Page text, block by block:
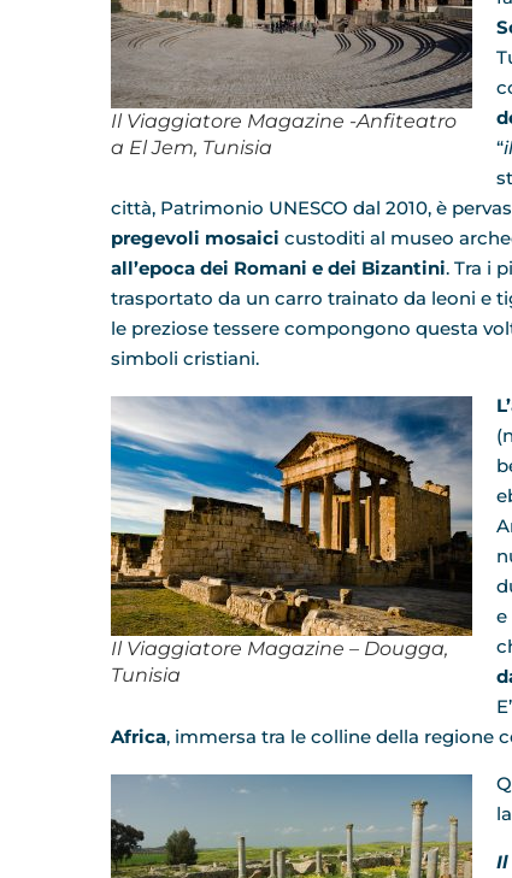
Il Viaggiatore Magazine -Anfiteatro
a El Jem, Tunisia
“
città, Patrimonio UNESCO dal 2010, è
pregevoli mosaici custoditi al museo
all’epoca dei Romani e dei Bizantini. Tra i
trasportato da un carro trainato da leoni e
le preziose tessere compongono questa
simboli cristiani.
Il Viaggiatore Magazine – Dougga,
Tunisia
e
Africa, immersa tra le colline della regione
Il